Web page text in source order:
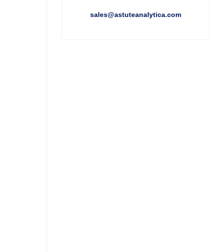
sales@astuteanalytica.com